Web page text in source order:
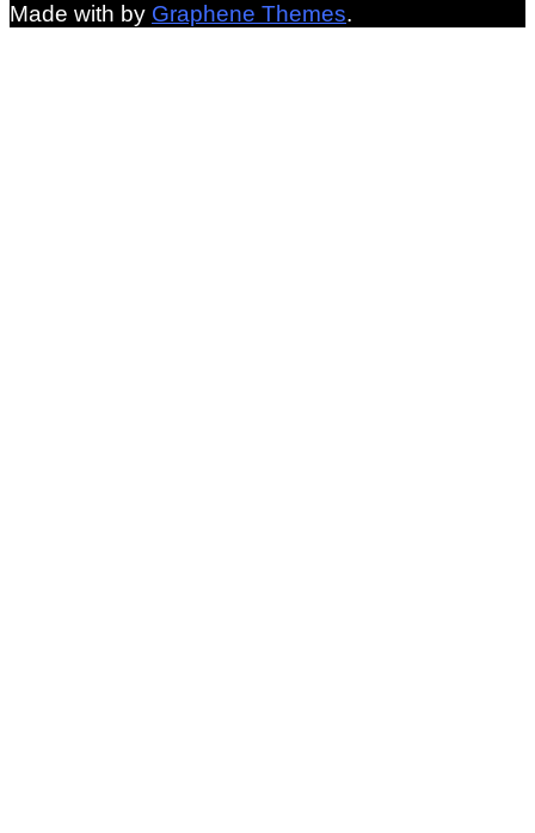
Made with by Graphene Themes.